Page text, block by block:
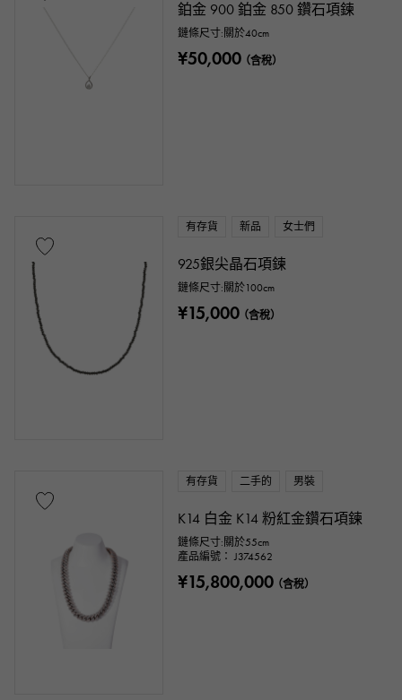
鉑金 900 鉑金 850 鑽石項鍊
鏈條尺寸:關於40cm
¥50,000（含稅）
有存貨 新品 女士們
925銀尖晶石項鍊
鏈條尺寸:關於100cm
¥15,000（含稅）
有存貨 二手的 男裝
K14 白金 K14 粉紅金鑽石項鍊
鏈條尺寸:關於55cm
產品編號： J374562
¥15,800,000（含稅）